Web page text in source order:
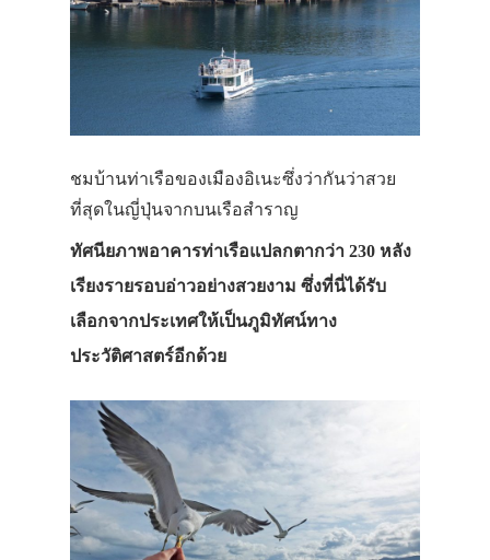
ชมบ้านท่าเรือของเมืองอิเนะซึ่งว่ากันว่าสวย
ที่สุดในญี่ปุ่นจากบนเรือสำราญ
ทัศนียภาพอาคารท่าเรือแปลกตากว่า 230 หลัง
เรียงรายรอบอ่าวอย่างสวยงาม ซึ่งที่นี่ได้รับ
เลือกจากประเทศให้เป็นภูมิทัศน์ทาง
ประวัติศาสตร์อีกด้วย